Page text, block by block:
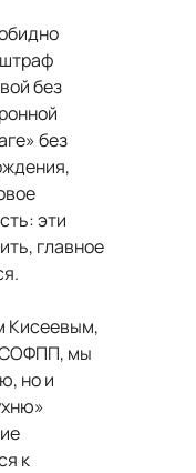
без
без
эти
главное
Кисеевым,
СОФПП, мы
но и
к